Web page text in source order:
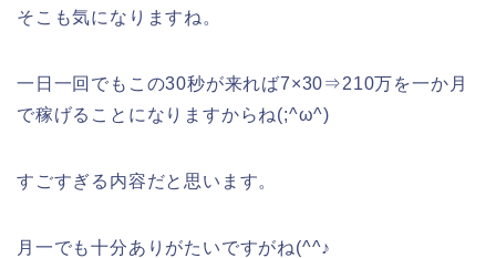
そこも気になりますね。
一日一回でもこの30秒が来れば7×30⇒210万を一か月
で稼げることになりますからね(;^ω^)
すごすぎる内容だと思います。
月一でも十分ありがたいですがね(^^♪